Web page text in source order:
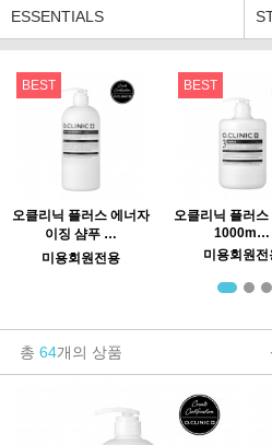
ESSENTIALS
BEST
오클리닉 플러스 에너자
이징 샴푸 …
미용회원전용
BEST
오클리닉 플러
1000m…
미용회원전
총 64개의 상품